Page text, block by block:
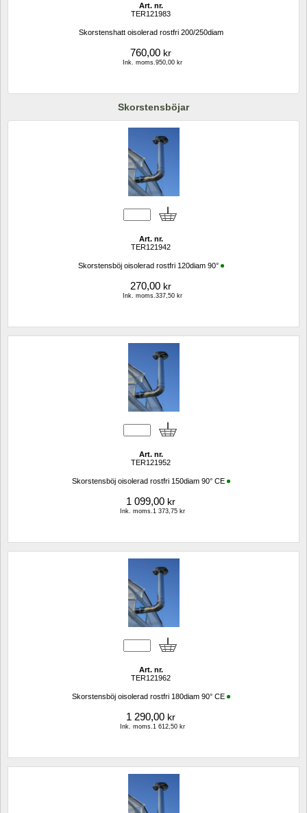
Art. nr.
TER121983
Skorstenshatt oisolerad rostfri 200/250diam
760,00 kr
Ink. moms.950,00 kr
Skorstensböjar
Art. nr.
TER121942
Skorstensböj oisolerad rostfri 120diam 90°
270,00 kr
Ink. moms.337,50 kr
Art. nr.
TER121952
Skorstensböj oisolerad rostfri 150diam 90° CE
1 099,00 kr
Ink. moms.1 373,75 kr
Art. nr.
TER121962
Skorstensböj oisolerad rostfri 180diam 90° CE
1 290,00 kr
Ink. moms.1 612,50 kr